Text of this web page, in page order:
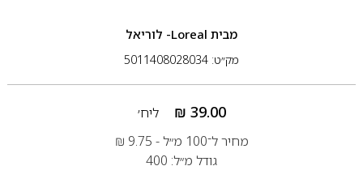
מבית Loreal- לוריאל
מק״ט: 5011408028034
₪ 39.00
ליח׳
מחיר ל־100 מ״ל -
₪ 9.75
גודל מ״ל: 400